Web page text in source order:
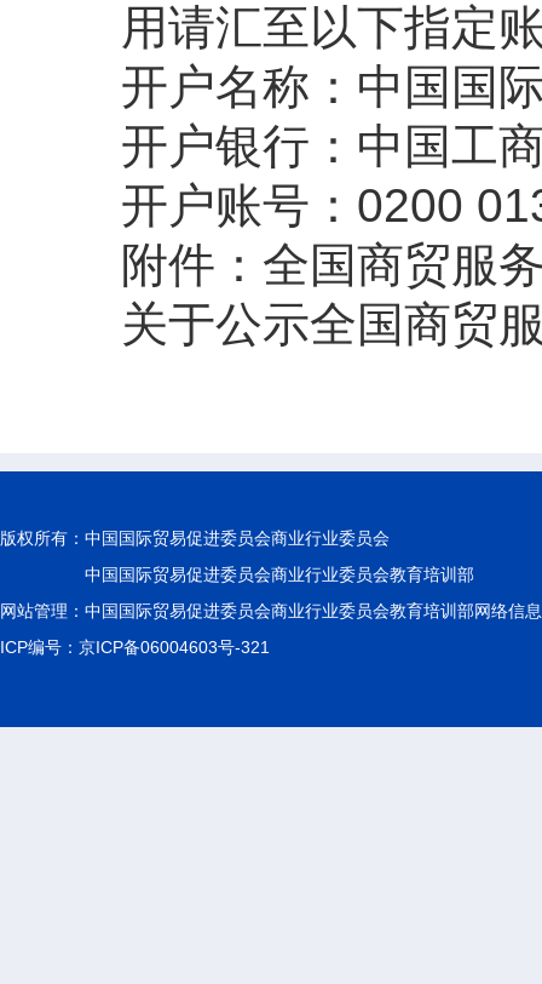
用请汇至以下指定
开户名称：中国国
开户银行：中国工
开户账号：0200
附件： 全国商贸服
关于公示全国商贸
版权所有： 中国国际贸易促进委员会商业行业委员会
中国国际贸易促进委员会商业行业委员会教育培训部
网站管理：中国国际贸易促进委员会商业行业委员会教育培训部网络信
ICP编号：京ICP备06004603号-321